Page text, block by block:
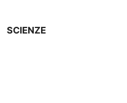
SCIENZE